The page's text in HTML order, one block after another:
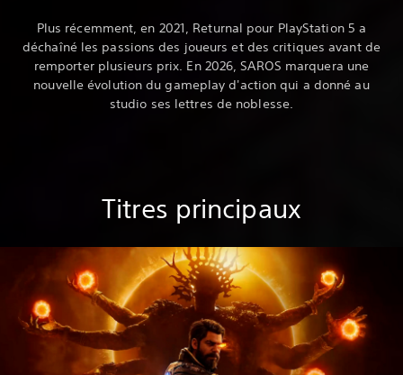
Plus récemment, en 2021, Returnal pour PlayStation 5 a
déchaîné les passions des joueurs et des critiques avant de
remporter plusieurs prix. En 2026, SAROS marquera une
nouvelle évolution du gameplay d'action qui a donné au
studio ses lettres de noblesse.
Titres principaux